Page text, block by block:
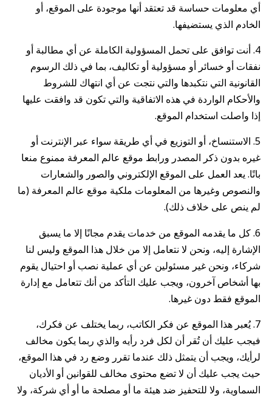
أي معلومات حساسة قد تعتقد أنها موجودة على الموقع، أو
الخادم الذي يستضيفها.
4. أنت توافق على تحمل المسؤولية الكاملة عن أي مطالبة أو
نفقات أو خسائر أو مسؤولية أو تكاليف، بما في ذلك الرسوم
القانونية التي نتكبدها والتي نتجت عن أي انتهاك للشروط
والأحكام الواردة في هذه الاتفاقية والتي تكون قد وافقت عليها
إذا واصلت استخدام الموقع.
5. الاستنساخ، أو التوزيع في أي طريقة سواء عبر الإنترنت أو
غيره بدون ذكر المصدر ورابط موقع عالم المعرفة ممنوع منعا
باتًا. يعد العمل على الموقع الإلكتروني والصور والشعارات
والنصوص وغيرها من المعلومات ملكية موقع عالم المعرفة (ما
لم ينص على خلاف ذلك).
6. كل ما يقدمه الموقع من خدمات يقدم مجانًا إلا ما يسبق
الإشارة إليه، ونحن لا نتعامل إلا من خلال هذا الموقع وليس لنا
شركاء، ونحن غير مسئولين عن أي عملية نصب أو احتيال يقوم
بها أشخاص آخرون، ويجب عليك التأكد من أنك تتعامل مع إدارة
الموقع فقط دون غيرها.
7. يُعبر هذا الموقع عن فكر الكاتب، ربما يختلف عن فكرك،
فيجب عليك أن تُقر أن لكل فرد رأيه والذي ربما يكون مخالف
لرأيك، ويجب أن يتمثل ذلك عندما تقرر وضع رد في هذا الموقع،
حيث يجب عليك أن لا تضع محتوى مخالف للقوانين أو الأديان
السماوية، ولا للتحفيز ضد هيئة ما أو مصلحة ما أو أي شركة، ولا